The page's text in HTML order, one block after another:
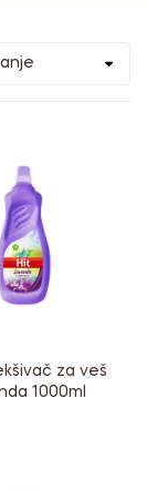
za veš
1000ml